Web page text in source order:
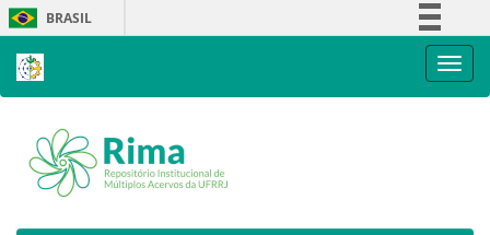
Skip
navigation
BRASIL